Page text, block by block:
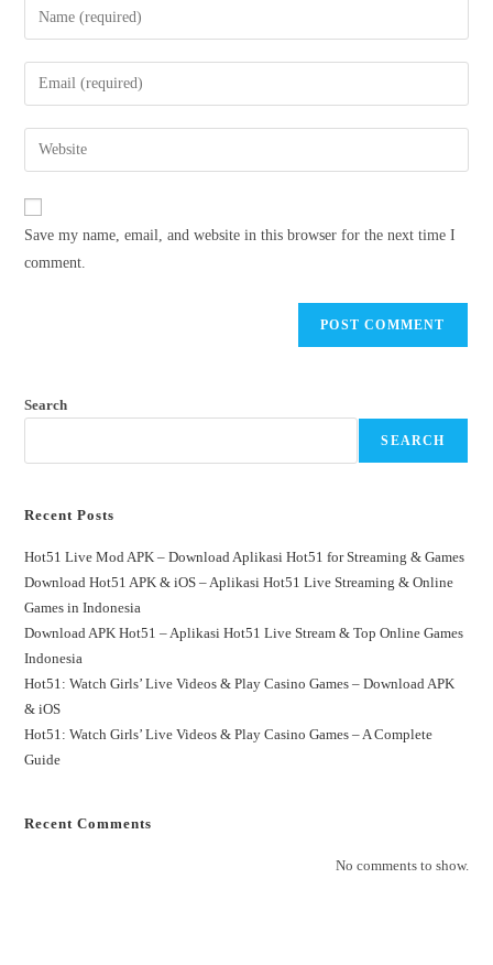
Enter
your
name
comment
Enter
your
email
address
comment
Enter
your
website
Save my name, email, and website in this browser for the next time I
comment.
Search
SEARCH
Recent Posts
Hot51 Live Mod APK – Download Aplikasi Hot51 for Streaming & Games
Download Hot51 APK & iOS – Aplikasi Hot51 Live Streaming & Online
Games in Indonesia
Download APK Hot51 – Aplikasi Hot51 Live Stream & Top Online Games
Indonesia
Hot51: Watch Girls’ Live Videos & Play Casino Games – Download APK
& iOS
Hot51: Watch Girls’ Live Videos & Play Casino Games – A Complete
Guide
Recent Comments
No comments to show.